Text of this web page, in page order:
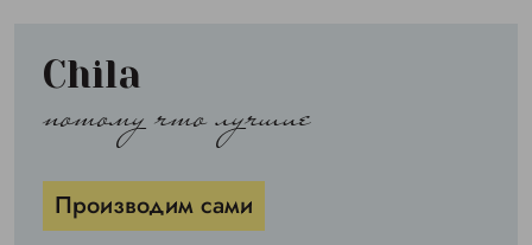
Chila
потому что лучшие
Производим сами